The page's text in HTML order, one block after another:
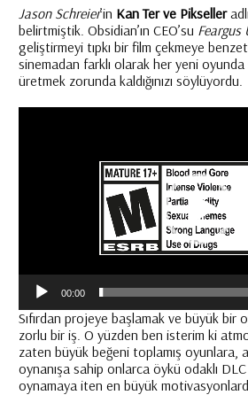
Jason Schreier’in Kan Ter ve Pikseller
belirtmiştik. Obsidian’ın CEO’su Feargus
geliştirmeyi tıpkı bir film çekmeye
sinemadan farklı olarak her yeni oyunda
üretmek zorunda kaldığınızı söylüyordu.
00:00
Sıfırdan projeye başlamak ve büyük bir
zorlu bir iş. O yüzden ben isterim ki
zaten büyük beğeni toplamış oyunlara,
oynanışa sahip onlarca öykü odaklı DLC
oynamaya iten en büyük